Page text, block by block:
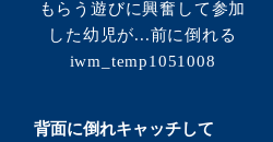
背面に倒れキャッチして